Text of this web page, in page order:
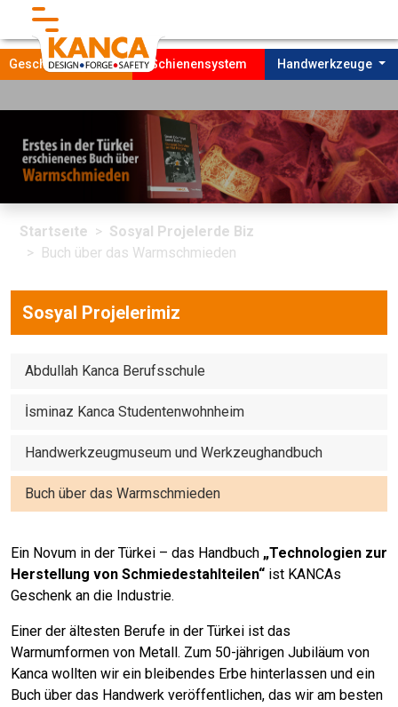
Unternehmen
FORDERUNG
Produktıon
Kontakt
Geschmiedete Teile Schienensystem Handwerkzeuge
Startseıte
Sosyal Projelerde Biz
Buch über das Warmschmieden
Sosyal Projelerimiz
Abdullah Kanca Berufsschule
İsminaz Kanca Studentenwohnheim
Handwerkzeugmuseum und Werkzeughandbuch
Buch über das Warmschmieden
Ein Novum in der Türkei – das Handbuch „Technologien zur
Herstellung von Schmiedestahlteilen“ ist KANCAs
Geschenk an die Industrie.
Einer der ältesten Berufe in der Türkei ist das
Warmumformen von Metall. Zum 50-jährigen Jubiläum von
Kanca wollten wir ein bleibendes Erbe hinterlassen und ein
Buch über das Handwerk veröffentlichen, das wir am besten